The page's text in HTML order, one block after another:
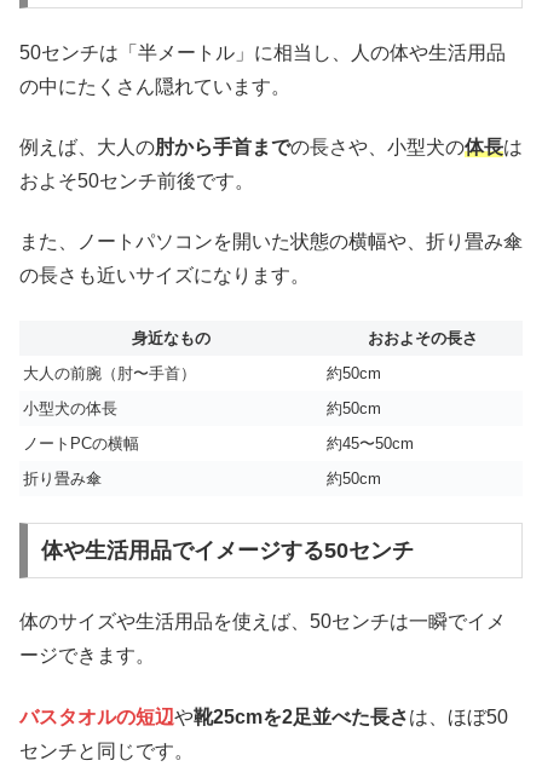
50センチは「半メートル」に相当し、人の体や生活用品
の中にたくさん隠れています。
例えば、大人の肘から手首までの長さや、小型犬の体長は
およそ50センチ前後です。
また、ノートパソコンを開いた状態の横幅や、折り畳み傘
の長さも近いサイズになります。
身近なもの
おおよその長さ
大人の前腕（肘〜手首）
約50cm
小型犬の体長
約50cm
ノートPCの横幅
約45〜50cm
折り畳み傘
約50cm
体や生活用品でイメージする50センチ
体のサイズや生活用品を使えば、50センチは一瞬でイメ
ージできます。
バスタオルの短辺や靴25cmを2足並べた長さは、ほぼ50
センチと同じです。